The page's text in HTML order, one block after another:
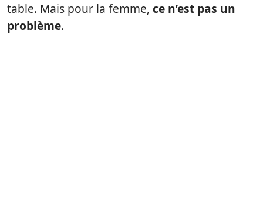
table. Mais pour la femme, ce n’est pas un
problème.